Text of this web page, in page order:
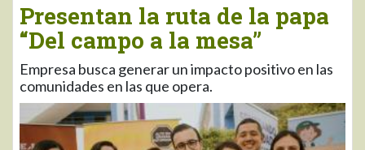
Presentan la ruta de la papa
“Del campo a la mesa”
Empresa busca generar un impacto positivo en las
comunidades en las que opera.